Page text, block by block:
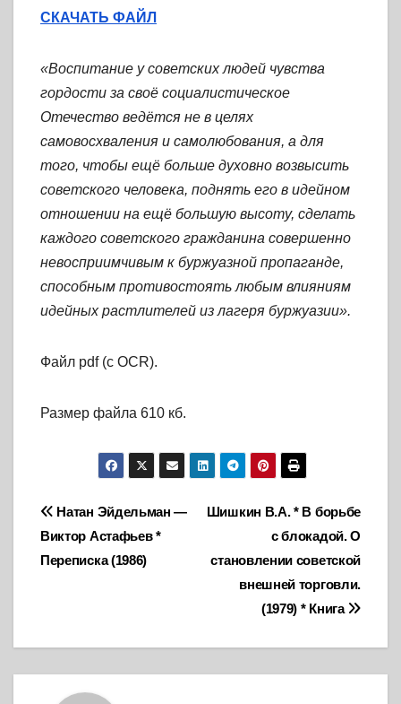
СКАЧАТЬ ФАЙЛ
«Воспитание у советских людей чувства
гордости за своё социалистическое
Отечество ведётся не в целях
самовосхваления и самолюбования, а для
того, чтобы ещё больше духовно возвысить
советского человека, поднять его в идейном
отношении на ещё большую высоту, сделать
каждого советского гражданина совершенно
невосприимчивым к буржуазной пропаганде,
способным противостоять любым влияниям
идейных растлителей из лагеря буржуазии».
Файл pdf (с OCR).
Размер файла 610 кб.
Навигация
по
Шишкин В.А. * В борьбе
с блокадой. О
становлении советской
внешней торговли.
(1979) * Книга
Натан Эйдельман —
Виктор Астафьев *
Переписка (1986)